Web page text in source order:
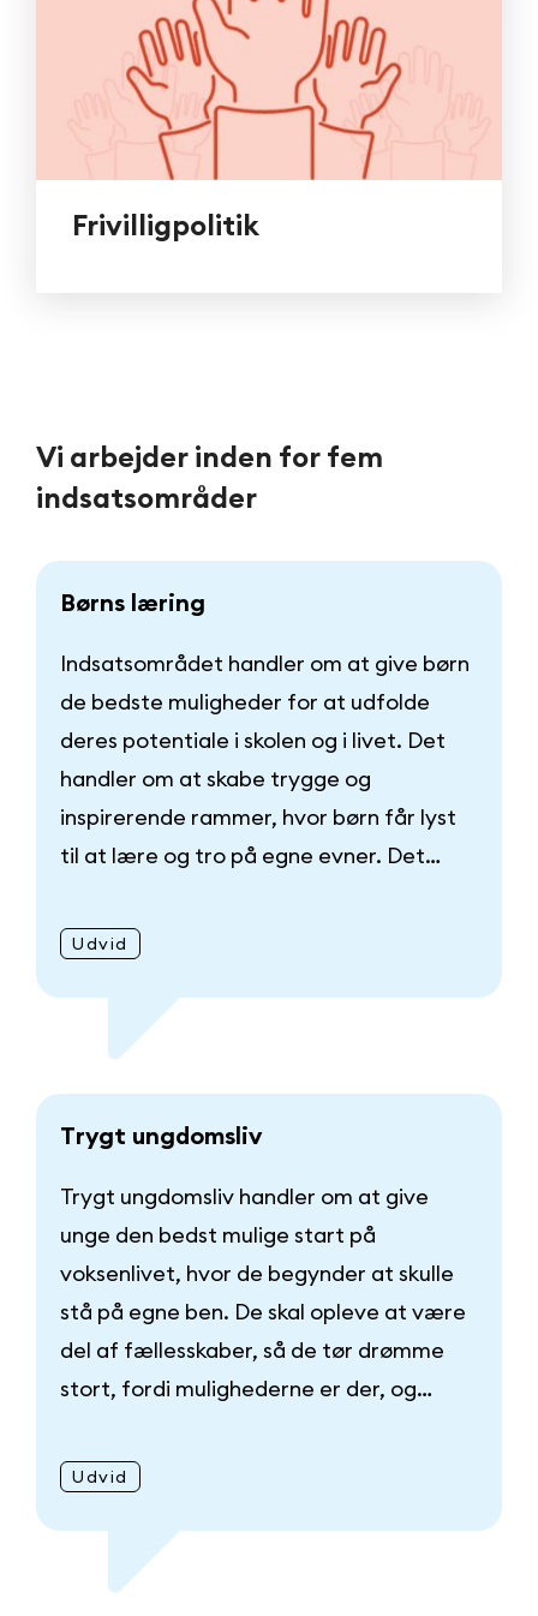
Frivilligpolitik
Vi arbejder inden for fem
indsatsområder
Børns læring
Indsatsområdet handler om at give børn
de bedste muligheder for at udfolde
deres potentiale i skolen og i livet. Det
handler om at skabe trygge og
inspirerende rammer, hvor børn får lyst
til at lære og tro på egne evner. Det…
Udvid
Trygt ungdomsliv
Trygt ungdomsliv handler om at give
unge den bedst mulige start på
voksenlivet, hvor de begynder at skulle
stå på egne ben. De skal opleve at være
del af fællesskaber, så de tør drømme
stort, fordi mulighederne er der, og…
Udvid